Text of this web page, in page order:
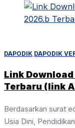
DAPODIK DAPODIK
Link
Terbaru (link
Berdasarkan surat
Usia Dini,